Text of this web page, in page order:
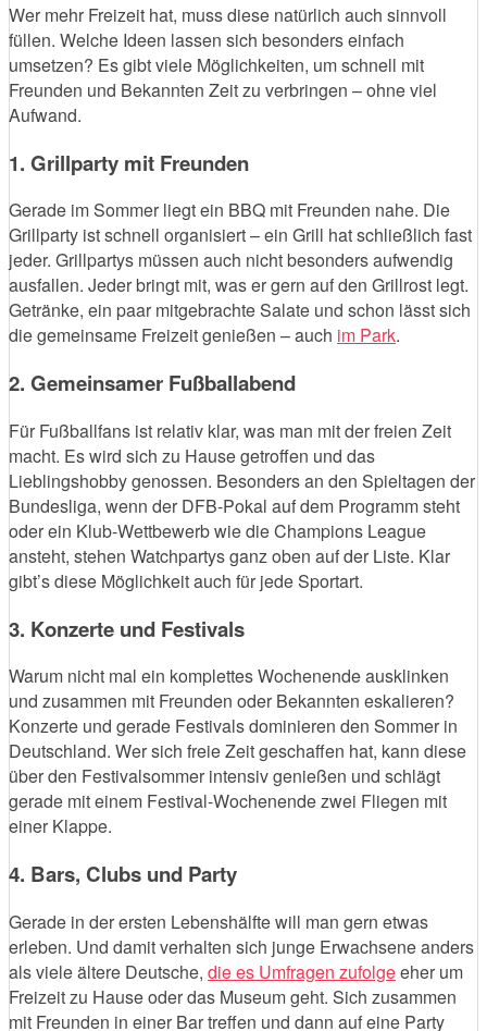
Wer mehr Freizeit hat, muss diese natürlich auch sinnvoll
füllen. Welche Ideen lassen sich besonders einfach
umsetzen? Es gibt viele Möglichkeiten, um schnell mit
Freunden und Bekannten Zeit zu verbringen – ohne viel
Aufwand.
1. Grillparty mit Freunden
Gerade im Sommer liegt ein BBQ mit Freunden nahe. Die
Grillparty ist schnell organisiert – ein Grill hat schließlich fast
jeder. Grillpartys müssen auch nicht besonders aufwendig
ausfallen. Jeder bringt mit, was er gern auf den Grillrost legt.
Getränke, ein paar mitgebrachte Salate und schon lässt sich
die gemeinsame Freizeit genießen – auch im Park.
2. Gemeinsamer Fußballabend
Für Fußballfans ist relativ klar, was man mit der freien Zeit
macht. Es wird sich zu Hause getroffen und das
Lieblingshobby genossen. Besonders an den Spieltagen der
Bundesliga, wenn der DFB-Pokal auf dem Programm steht
oder ein Klub-Wettbewerb wie die Champions League
ansteht, stehen Watchpartys ganz oben auf der Liste. Klar
gibt’s diese Möglichkeit auch für jede Sportart.
3. Konzerte und Festivals
Warum nicht mal ein komplettes Wochenende ausklinken
und zusammen mit Freunden oder Bekannten eskalieren?
Konzerte und gerade Festivals dominieren den Sommer in
Deutschland. Wer sich freie Zeit geschaffen hat, kann diese
über den Festivalsommer intensiv genießen und schlägt
gerade mit einem Festival-Wochenende zwei Fliegen mit
einer Klappe.
4. Bars, Clubs und Party
Gerade in der ersten Lebenshälfte will man gern etwas
erleben. Und damit verhalten sich junge Erwachsene anders
als viele ältere Deutsche, die es Umfragen zufolgeeher um
Freizeit zu Hause oder das Museum geht. Sich zusammen
mit Freunden in einer Bar treffen und dann auf eine Party